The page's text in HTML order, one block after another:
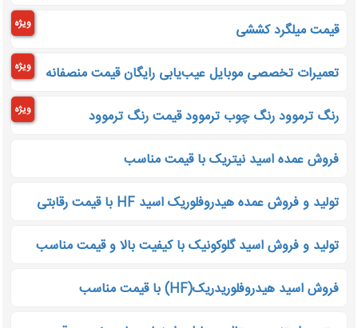
قیمت میلگرد کششی ویژه
تعمیرات تخصصی موبایل عیب‌یابی رایگان قیمت منصفانه ویژه
رنگ ترموود رنگ چوب ترموود قیمت رنگ ترموود ویژه
فروش عمده اسید نیتریک با قیمت مناسب
تولید و فروش عمده هیدروفلوریک اسید HF با قیمت رقابتی
تولید و فروش اسید گلوکونیک با کیفیت بالا و قیمت مناسب
فروش اسید هیدروفلوریدریک(HF) با قیمت مناسب